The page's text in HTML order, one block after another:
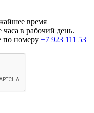
время
в рабочий день.
по номеру +7 923 111 53